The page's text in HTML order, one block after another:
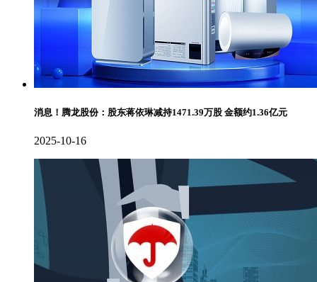
消息！腾龙股份：股东蒋依琳减持1471.39万股 金额约1.36亿元
2025-10-16